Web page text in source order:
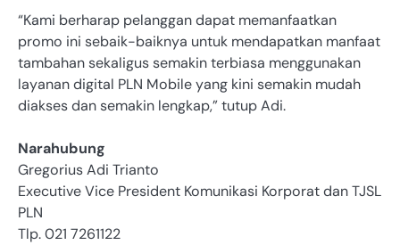
“Kami berharap pelanggan dapat memanfaatkan
promo ini sebaik-baiknya untuk mendapatkan manfaat
tambahan sekaligus semakin terbiasa menggunakan
layanan digital PLN Mobile yang kini semakin mudah
diakses dan semakin lengkap,” tutup Adi.
Narahubung
Gregorius Adi Trianto
Executive Vice President Komunikasi Korporat dan TJSL
PLN
Tlp. 021 7261122